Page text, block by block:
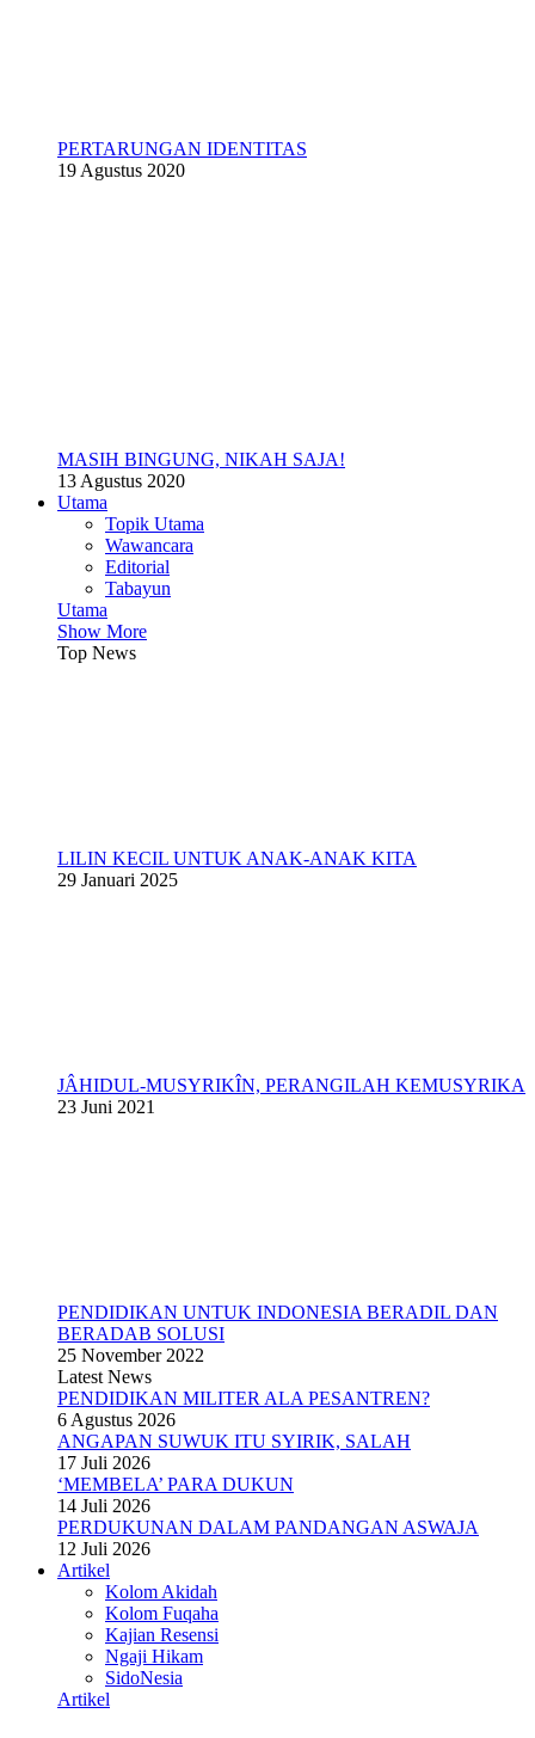
PERTARUNGAN IDENTITAS
19 Agustus 2020
MASIH BINGUNG, NIKAH SAJA!
13 Agustus 2020
Utama
Topik Utama
Wawancara
Editorial
Tabayun
Utama
Show More
Top News
LILIN KECIL UNTUK ANAK-ANAK KITA
29 Januari 2025
JÂHIDUL-MUSYRIKÎN, PERANGILAH KEMUSYRIKA
23 Juni 2021
PENDIDIKAN UNTUK INDONESIA BERADIL DAN
BERADAB SOLUSI
25 November 2022
Latest News
PENDIDIKAN MILITER ALA PESANTREN?
6 Agustus 2026
ANGAPAN SUWUK ITU SYIRIK, SALAH
17 Juli 2026
‘MEMBELA’ PARA DUKUN
14 Juli 2026
PERDUKUNAN DALAM PANDANGAN ASWAJA
12 Juli 2026
Artikel
Kolom Akidah
Kolom Fuqaha
Kajian Resensi
Ngaji Hikam
SidoNesia
Artikel